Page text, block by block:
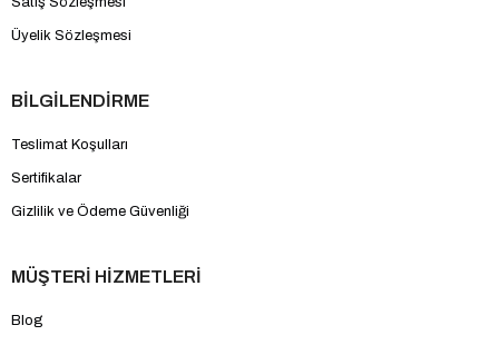
Üyelik Sözleşmesi
BİLGİLENDİRME
Teslimat Koşulları
Sertifikalar
Gizlilik ve Ödeme Güvenliği
MÜŞTERİ HİZMETLERİ
Blog